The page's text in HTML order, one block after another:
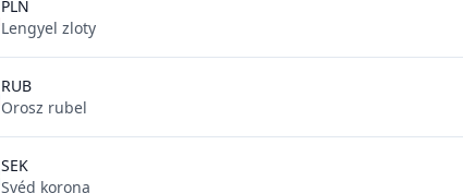
PLN
Lengyel zloty
RUB
Orosz rubel
SEK
Svéd korona